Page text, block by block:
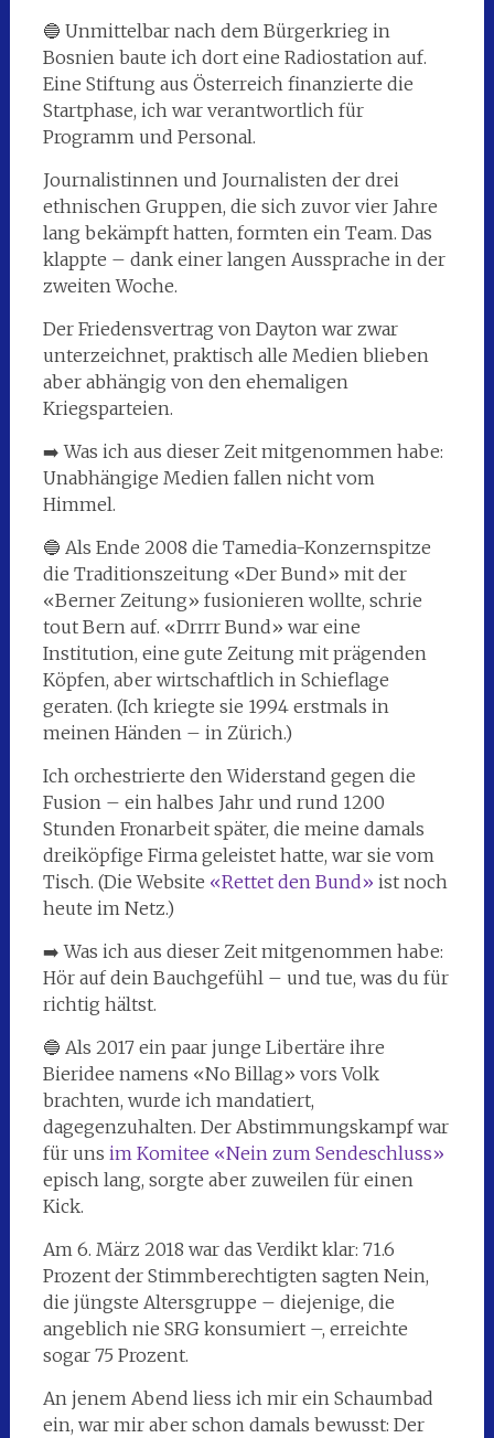
🔵 Unmittelbar nach dem Bürgerkrieg in
Bosnien baute ich dort eine Radiostation auf.
Eine Stiftung aus Österreich finanzierte die
Startphase, ich war verantwortlich für
Programm und Personal.
Journalistinnen und Journalisten der drei
ethnischen Gruppen, die sich zuvor vier Jahre
lang bekämpft hatten, formten ein Team. Das
klappte – dank einer langen Aussprache in der
zweiten Woche.
Der Friedensvertrag von Dayton war zwar
unterzeichnet, praktisch alle Medien blieben
aber abhängig von den ehemaligen
Kriegsparteien.
➡️ Was ich aus dieser Zeit mitgenommen habe:
Unabhängige Medien fallen nicht vom
Himmel.
🔵 Als Ende 2008 die Tamedia-Konzernspitze
die Traditionszeitung «Der Bund» mit der
«Berner Zeitung» fusionieren wollte, schrie
tout Bern auf. «Drrrr Bund» war eine
Institution, eine gute Zeitung mit prägenden
Köpfen, aber wirtschaftlich in Schieflage
geraten. (Ich kriegte sie 1994 erstmals in
meinen Händen – in Zürich.)
Ich orchestrierte den Widerstand gegen die
Fusion – ein halbes Jahr und rund 1200
Stunden Fronarbeit später, die meine damals
dreiköpfige Firma geleistet hatte, war sie vom
Tisch. (Die Website «Rettet den Bund» ist noch
heute im Netz.)
➡️ Was ich aus dieser Zeit mitgenommen habe:
Hör auf dein Bauchgefühl – und tue, was du für
richtig hältst.
🔵 Als 2017 ein paar junge Libertäre ihre
Bieridee namens «No Billag» vors Volk
brachten, wurde ich mandatiert,
dagegenzuhalten. Der Abstimmungskampf war
für uns im Komitee «Nein zum Sendeschluss»
episch lang, sorgte aber zuweilen für einen
Kick.
Am 6. März 2018 war das Verdikt klar: 71.6
Prozent der Stimmberechtigten sagten Nein,
die jüngste Altersgruppe – diejenige, die
angeblich nie SRG konsumiert –, erreichte
sogar 75 Prozent.
An jenem Abend liess ich mir ein Schaumbad
ein, war mir aber schon damals bewusst: Der